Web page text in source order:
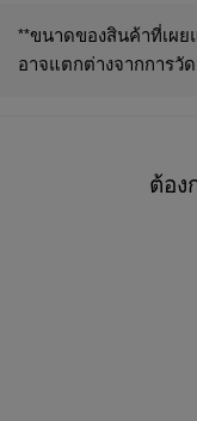
**ขนาดของสินค้าที่เผย
อาจแตกต่างจากการวั
ต้อง